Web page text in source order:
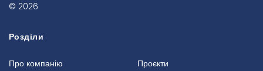
© 2026
Розділи
Про компанію
Проєкти